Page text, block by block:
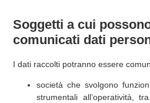
Soggetti a cui
comunicati dati
I dati raccolti potranno essere
società che svolgono
strumentali all’operatività,